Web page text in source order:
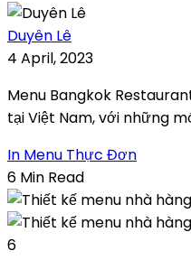
Duyên Lê
4 April, 2023
Menu Bangkok
tại Việt Nam, với những
In Menu Thực Đơn
6 Min Read
6